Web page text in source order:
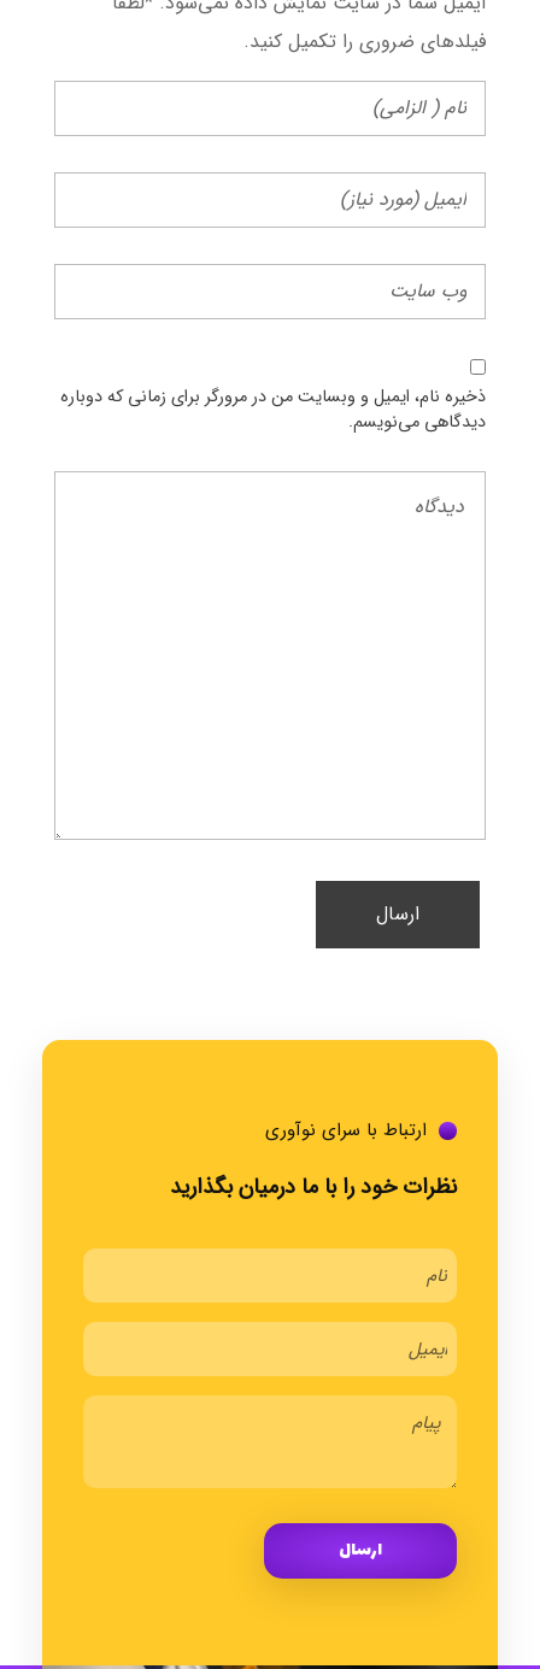
فیلد‌های ضروری را تکمیل کنید.
ذخیره نام، ایمیل و وبسایت من در مرورگر برای زمانی که دوباره
دیدگاهی می‌نویسم.
ارتباط با سرای نوآوری
نظرات خود را با ما درمیان بگذارید